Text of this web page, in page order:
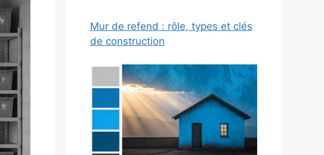
Mur de refend : rôle, types et clés
de construction